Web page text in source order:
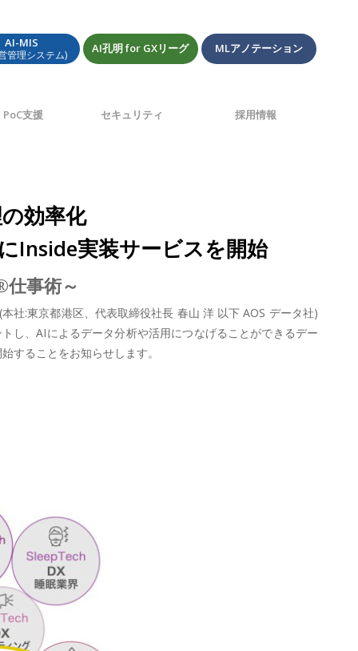
AI-MIS
管理システム) AI孔明 for GXリーグ MLアノテーション
支援 セキュリティ 採用情報
効率化
Inside実装サービスを開始
事術～
社:東京都港区、代表取締役社長 春山 洋 以下 AOS データ社)
し、AIによるデータ分析や活用につなげることができるデー
することをお知らせします。